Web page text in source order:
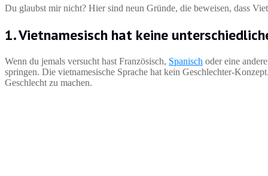
Du glaubst mir nicht? Hier sind neun Gründe, die beweisen, dass
1. Vietnamesisch hat keine
Wenn du jemals versucht hast Französisch, Spanisch oder eine
springen. Die vietnamesische Sprache hat kein Geschlechter-
Geschlecht zu machen.